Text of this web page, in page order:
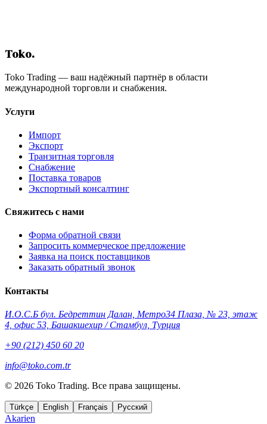
Toko.
Toko Trading — ваш надёжный партнёр в области
международной торговли и снабжения.
Услуги
Импорт
Экспорт
Транзитная торговля
Снабжение
Поставка товаров
Экспортный консалтинг
Свяжитесь с нами
Форма обратной связи
Запросить коммерческое предложение
Заявка на поиск поставщиков
Заказать обратный звонок
Контакты
И.О.С.Б бул. Бедреттин Далан, Метро34 Плаза, № 23, этаж
4, офис 53, Башакшехир / Стамбул, Турция
+90 (212) 450 60 20
info@toko.com.tr
© 2026 Toko Trading. Все права защищены.
Türkçe English Français Русский
Akarien